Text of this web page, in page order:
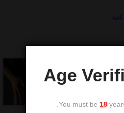
Age
You must be 18